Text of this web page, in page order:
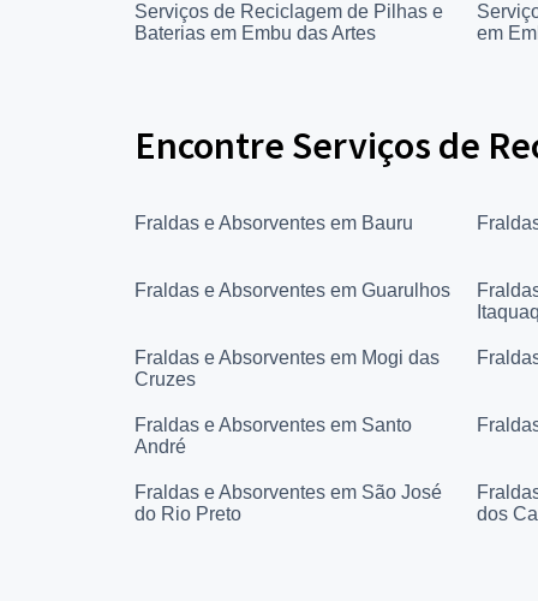
Serviços de Reciclagem de Pilhas e
Baterias em Embu das Artes
em
Encontre Serviços de
Fraldas e Absorventes em Bauru
Fraldas e Absorventes em Guarulhos
Fraldas e Absorventes em Mogi das
Cruzes
Fraldas e Absorventes em Santo
André
Fraldas e Absorventes em São José
do Rio Preto
dos